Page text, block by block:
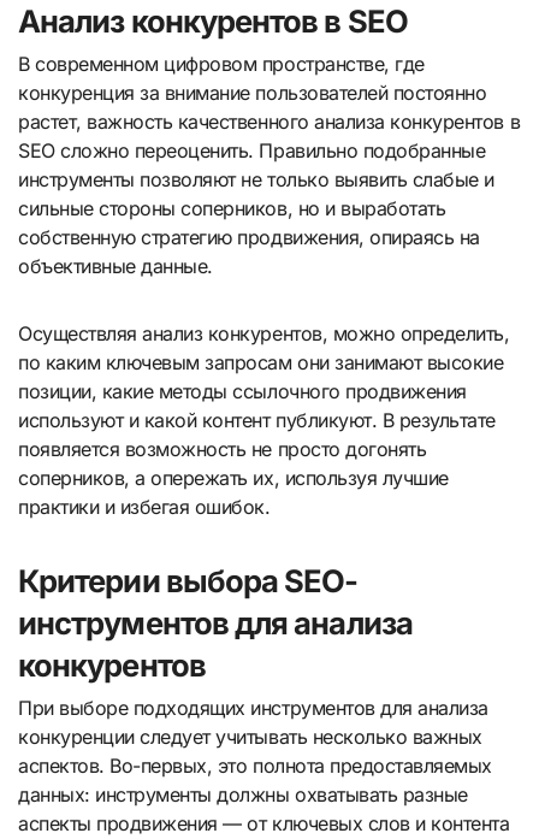
Анализ конкурентов в SEO
В современном цифровом пространстве, где
конкуренция за внимание пользователей постоянно
растет, важность качественного анализа конкурентов в
SEO сложно переоценить. Правильно подобранные
инструменты позволяют не только выявить слабые и
сильные стороны соперников, но и выработать
собственную стратегию продвижения, опираясь на
объективные данные.
Осуществляя анализ конкурентов, можно определить,
по каким ключевым запросам они занимают высокие
позиции, какие методы ссылочного продвижения
используют и какой контент публикуют. В результате
появляется возможность не просто догонять
соперников, а опережать их, используя лучшие
практики и избегая ошибок.
Критерии выбора SEO-
инструментов для анализа
конкурентов
При выборе подходящих инструментов для анализа
конкуренции следует учитывать несколько важных
аспектов. Во-первых, это полнота предоставляемых
данных: инструменты должны охватывать разные
аспекты продвижения — от ключевых слов и контента